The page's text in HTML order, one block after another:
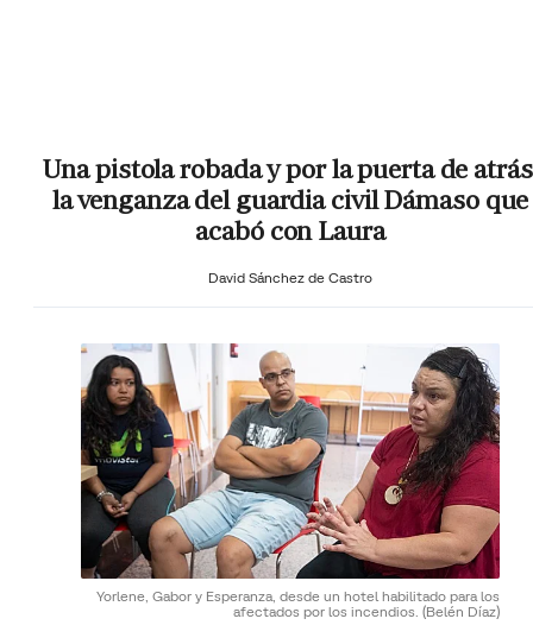
Una pistola robada y por la puerta de
la venganza del guardia civil Dámaso que
acabó con Laura
David Sánchez de Castro
Yorlene, Gabor y Esperanza, desde un hotel habilitado para los
afectados por los incendios. (Belén Díaz)